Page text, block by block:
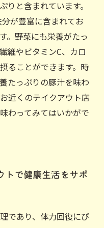
りと含まれています。
が豊富に含まれてお
。野菜にも栄養がたっ
維やビタミンC、カロ
ることができます。時
たっぷりの豚汁を味わ
近くのテイクアウト店
わってみてはいかがで
トで健康生活をサポ
であり、体力回復にぴ